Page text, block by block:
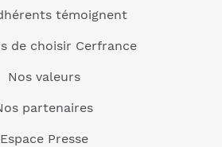
témoignent
de choisir Cerfrance
Nos valeurs
partenaires
Espace Presse